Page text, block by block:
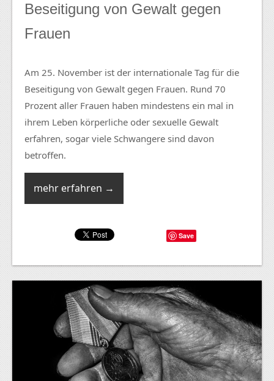
Beseitigung von Gewalt gegen
Frauen
Am 25. November ist der internationale Tag für die
Beseitigung von Gewalt gegen Frauen. Rund 70
Prozent aller Frauen haben mindestens ein mal in
ihrem Leben körperliche oder sexuelle Gewalt
erfahren, sogar viele Schwangere sind davon
betroffen.
mehr erfahren →
Save